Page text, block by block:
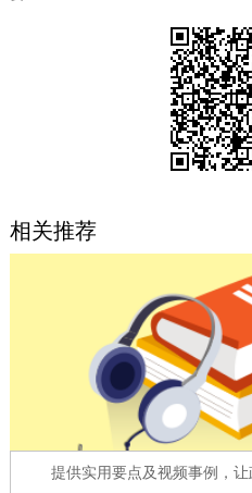
专题
便民服务
阳光
政民互动
12345网上接诉即办
参与调查 在线
相关推荐
提供实用要点及视频事例，让